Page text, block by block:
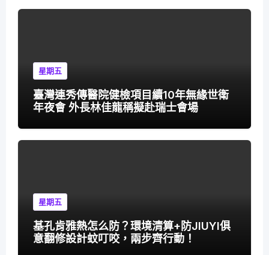
星期五
臺灣連秀傳醫院健檢項目續10年無緣世衛
年夜會 外長林佳龍稱擬赴瑞士會場
星期五
基孔肯雅熱怎么防？環境清算+防JIUYI俱
意翻修設計蚊叮咬，兩步齊行動！